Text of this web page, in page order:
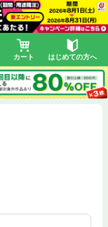
カート はじめての方へ